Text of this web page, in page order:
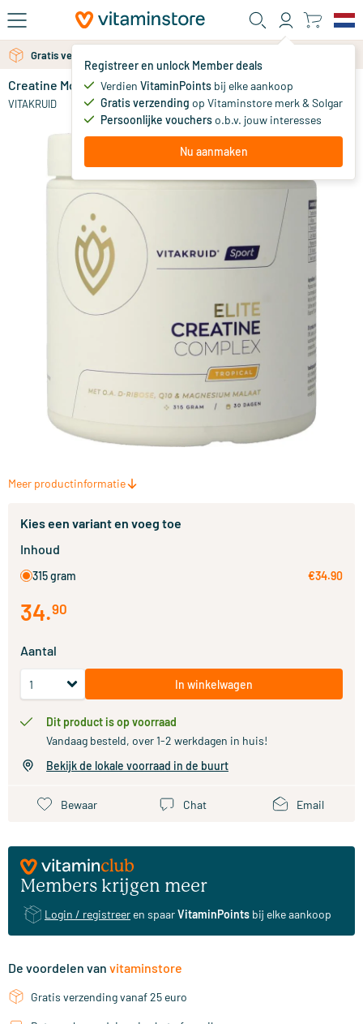
Ga naar de hoofdinhoud
Registreer en unlock Member deals
Verdien VitaminPoints bij elke aankoop
Gratis verzending op Vitaminstore merk & Solgar
Persoonlijke voucherso.b.v. jouw interesses
Nu aanmaken
Gratis verzending vanaf 25 euro
Gratis persoonlijk advies via chat of email
Creatine Monohydraat Complex Tropical
VITAKRUID 34.
Meer productinformatie
Kies een variant en voeg toe
Inhoud
315 gram €34.90
34.90
Aantal
In winkelwagen
Dit product is op voorraad
Vandaag besteld, over 1-2 werkdagen in huis!
Bekijk de lokale voorraad in de buurt
Bewaar Chat Email
Members krijgen meer
Login / registreer en spaarVitaminPoints bij elke aankoop
De voordelen van vitaminstore
Gratis verzending vanaf 25 euro